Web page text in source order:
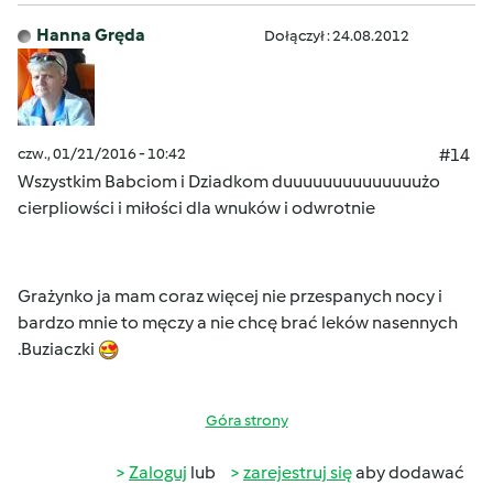
Hanna Gręda Dołączył : 24.08.2012
czw., 01/21/2016 - 10:42
#14
Wszystkim Babciom i Dziadkom duuuuuuuuuuuuuużo
cierpliowści i miłości dla wnuków i odwrotnie
Grażynko ja mam coraz więcej nie przespanych nocy i
bardzo mnie to męczy a nie chcę brać leków nasennych
.Buziaczki
Góra strony
Zaloguj lub zarejestruj sięaby dodawać